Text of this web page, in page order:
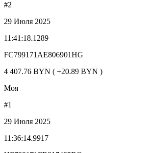
#2
29 Июля 2025
11:41:18.1289
FC799171AE806901HG
4 407.76 BYN ( +20.89 BYN )
Моя
#1
29 Июля 2025
11:36:14.9917